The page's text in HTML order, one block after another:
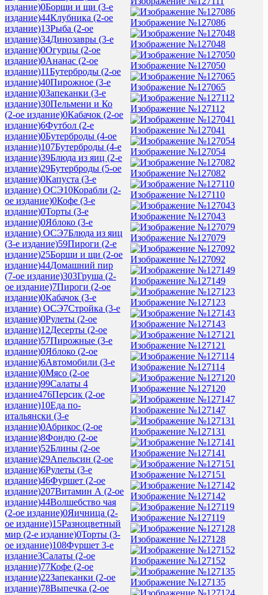
издание)0Борщи и щи (3-е
издание)44Клубника (2-ое
издание)13Рыба (2-ое
издание)34Динозавры (3-е
издание)0Огурцы (2-ое
издание)0Ананас (2-ое
издание)11Бутерброды (2-ое
издание)40Пирожное (3-е
издание)0Запеканки (3-е
издание)30Пельмени и Ко
(2-ое издание)0Кабачок (2-ое
издание)6Футбол (2-е
издание)0Бутерброды (4-ое
издание)107Бутерброды (4-е
издание)39Блюда из яиц (2-е
издание)29Бутерброды (5-ое
издание)0Капуста (3-е
издание) ОСЭ10Корабли (2-
ое издание)0Кофе (3-е
издание)0Торты (3-е
издание)0Яблоко (3-е
издание) ОСЭ7Блюда из яиц
(3-е издание)59Пироги (2-е
издание)25Борщи и щи (2-ое
издание)44Домашний пир
(7-ое издание)303Груша (2-
ое издание)7Пироги (2-ое
издание)0Кабачок (3-е
издание) ОСЭ7Стройка (3-е
издание)0Рулеты (2-ое
издание)12Десерты (2-ое
издание)57Пирожные (3-е
издание)0Яблоко (2-ое
издание)6Автомобили (3-е
издание)0Мясо (2-ое
издание)99Салаты 4
издание476Персик (2-ое
издание)10Еда по-
итальянски (3-е
издание)0Абрикос (2-ое
издание)8Фондю (2-ое
издание)52Блины (2-ое
издание)29Апельсин (2-ое
издание)6Рулеты (3-е
издание)46Фуршет (2-ое
издание)207Витамин А (2-ое
издание)44Волшебство чая
(2-ое издание)0Яичница (2-
ое издание)15Разноцветный
мир (2-е издание)0Торты (3-
ое издание)108Фуршет 3-е
издание3Салаты (2-ое
издание)77Кофе (2-ое
издание)22Запеканки (2-ое
издание)78Выпечка (2-ое
Изображение №127086
Изображение №127048
Изображение №127050
Изображение №127065
Изображение №127112
Изображение №127041
Изображение №127054
Изображение №127082
Изображение №127110
Изображение №127043
Изображение №127079
Изображение №127092
Изображение №127149
Изображение №127123
Изображение №127143
Изображение №127121
Изображение №127114
Изображение №127120
Изображение №127147
Изображение №127131
Изображение №127141
Изображение №127151
Изображение №127142
Изображение №127119
Изображение №127128
Изображение №127152
Изображение №127135